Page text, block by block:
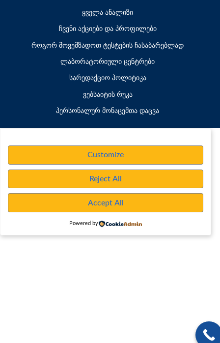
ყველა ანალიზი
ჩვენი აქციები და პროფილები
როგორ მოვემზადოთ ტესტების ჩასაბარებლად
ლაბორატორიული ცენტრები
სარედაქციო პოლიტიკა
ვებსაიტის რუკა
პერსონალურ მონაცემთა დაცვა
Customize
Reject All
Accept All
Powered by